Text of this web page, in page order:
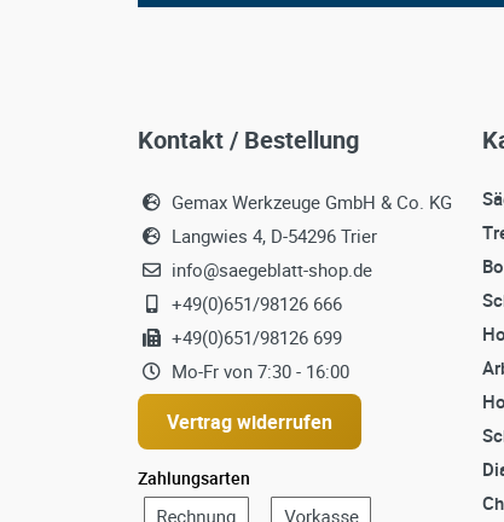
Kontakt / Bestellung
Gemax Werkzeuge GmbH & Co. KG
Langwies 4, D-54296 Trier
info@saegeblatt-shop.de
+49(0)651/98126 666
+49(0)651/98126 699
Mo-Fr von 7:30 - 16:00
Vertrag widerrufen
Zahlungsarten